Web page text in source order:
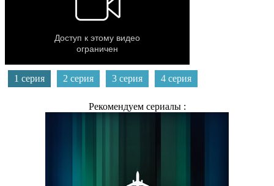
1 серия 2 серия 3 серия 4 серия
Рекомендуем сериалы :